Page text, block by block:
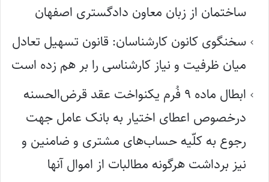
ساختمان از زبان معاون دادگستری اصفهان
سخنگوی کانون کارشناسان: قانون تسهیل تعادل
میان ظرفیت و نیاز کارشناسی را بر هم زده است
ابطال ماده ۹ فُرم یکنواخت عقد قرض‌الحسنه
درخصوص اعطای اختیار به بانک عامل جهت
رجوع به کلّیه حساب‌های مشتری و ضامنین و
نیز برداشت هرگونه مطالبات از اموال آنها